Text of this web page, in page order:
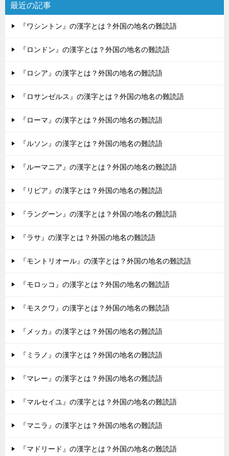
最近の記事
『ワシントン』の漢字とは？外国の地名の難読語
『ロンドン』の漢字とは？外国の地名の難読語
『ロシア』の漢字とは？外国の地名の難読語
『ロサンゼルス』の漢字とは？外国の地名の難読語
『ローマ』の漢字とは？外国の地名の難読語
『ルソン』の漢字とは？外国の地名の難読語
『ルーマニア』の漢字とは？外国の地名の難読語
『リビア』の漢字とは？外国の地名の難読語
『ラングーン』の漢字とは？外国の地名の難読語
『ラサ』の漢字とは？外国の地名の難読語
『モントリオール』の漢字とは？外国の地名の難読語
『モロッコ』の漢字とは？外国の地名の難読語
『モスクワ』の漢字とは？外国の地名の難読語
『メッカ』の漢字とは？外国の地名の難読語
『ミラノ』の漢字とは？外国の地名の難読語
『マレー』の漢字とは？外国の地名の難読語
『マルセイユ』の漢字とは？外国の地名の難読語
『マニラ』の漢字とは？外国の地名の難読語
『マドリード』の漢字とは？外国の地名の難読語